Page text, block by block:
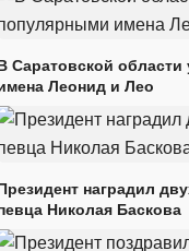
Саратовской
Леонид и Лео
наградил
Николая Баскова